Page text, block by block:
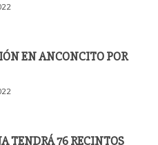
EN ANCONCITO POR
TENDRÁ 76 RECINTOS